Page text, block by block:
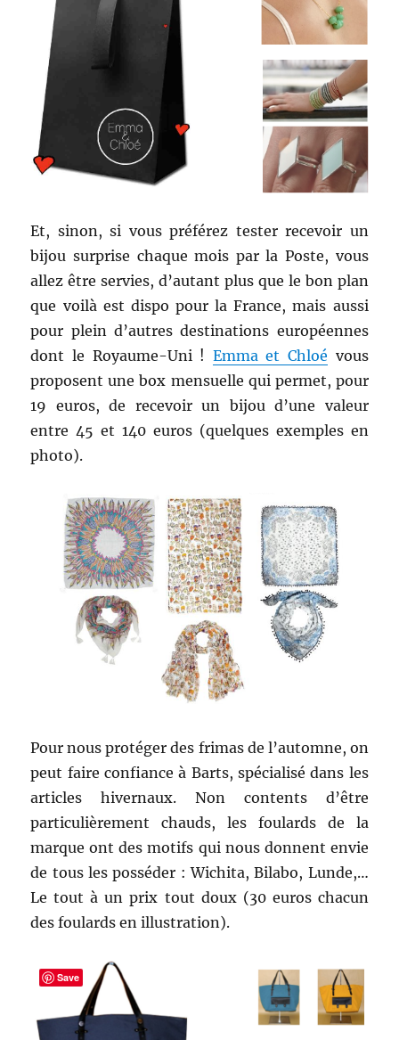
Et, sinon, si vous préférez tester recevoir un
bijou surprise chaque mois par la Poste, vous
allez être servies, d’autant plus que le bon plan
que voilà est dispo pour la France, mais aussi
pour plein d’autres destinations européennes
dont le Royaume-Uni ! Emma et Chloé vous
proposent une box mensuelle qui permet, pour
19 euros, de recevoir un bijou d’une valeur
entre 45 et 140 euros (quelques exemples en
photo).
Pour nous protéger des frimas de l’automne, on
peut faire confiance à Barts, spécialisé dans les
articles hivernaux. Non contents d’être
particulièrement chauds, les foulards de la
marque ont des motifs qui nous donnent envie
de tous les posséder : Wichita, Bilabo, Lunde,…
Le tout à un prix tout doux (30 euros chacun
des foulards en illustration).
Save